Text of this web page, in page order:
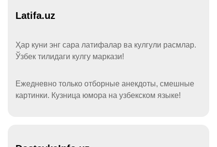
Latifa.uz
Ҳар куни энг сара латифалар ва кулгули расмлар.
Ўзбек тилидаги кулгу маркази!
Ежедневно только отборные анекдоты, смешные
картинки. Кузница юмора на узбекском языке!